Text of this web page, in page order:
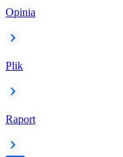
Opinia
Plik
Raport